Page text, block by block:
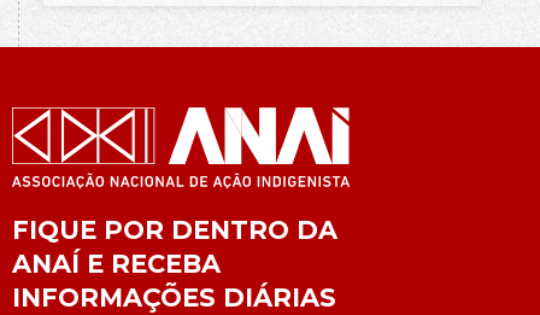
FIQUE POR DENTRO DA
ANAÍ E RECEBA
INFORMAÇÕES DIÁRIAS